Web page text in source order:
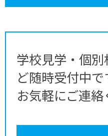
学校見学・個
ど随時受付中で
お気軽にご連絡